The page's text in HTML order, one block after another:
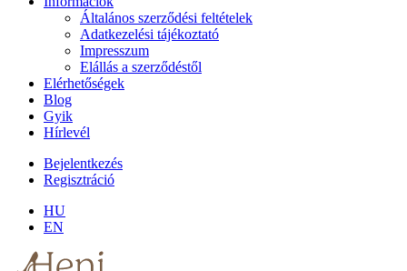
Általános szerződési feltételek
Adatkezelési tájékoztató
Impresszum
Elállás a szerződéstől
Elérhetőségek
Blog
Gyik
Hírlevél
Bejelentkezés
Regisztráció
HU
EN